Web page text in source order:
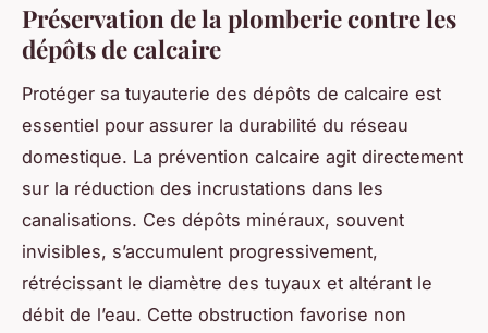
Préservation de la plomberie contre les
dépôts de calcaire
Protéger sa tuyauterie des dépôts de calcaire est
essentiel pour assurer la durabilité du réseau
domestique. La prévention calcaire agit directement
sur la réduction des incrustations dans les
canalisations. Ces dépôts minéraux, souvent
invisibles, s’accumulent progressivement,
rétrécissant le diamètre des tuyaux et altérant le
débit de l’eau. Cette obstruction favorise non